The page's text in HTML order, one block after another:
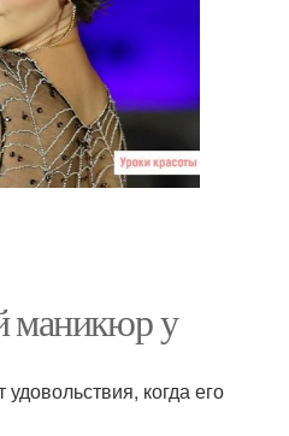
маникюр у
когда его